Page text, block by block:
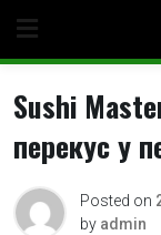
content
Sushi
перекус у
Posted on
by admin